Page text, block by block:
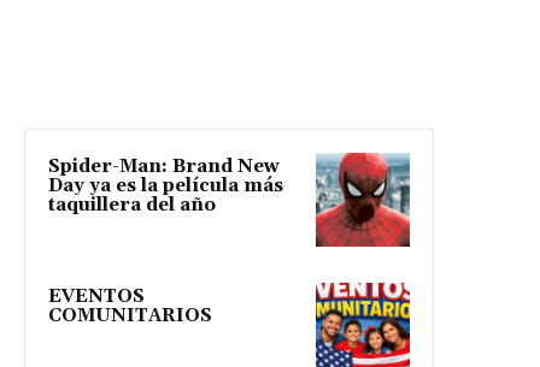
Spider-Man: Brand New
Day ya es la película más
taquillera del año
EVENTOS
COMUNITARIOS